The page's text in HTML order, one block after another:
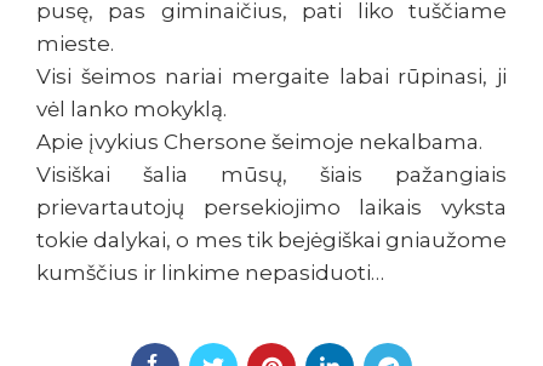
pusę, pas giminaičius, pati liko tuščiame
mieste.
Visi šeimos nariai mergaite labai rūpinasi, ji
vėl lanko mokyklą.
Apie įvykius Chersone šeimoje nekalbama.
Visiškai šalia mūsų, šiais pažangiais
prievartautojų persekiojimo laikais vyksta
tokie dalykai, o mes tik bejėgiškai gniaužome
kumščius ir linkime nepasiduoti…